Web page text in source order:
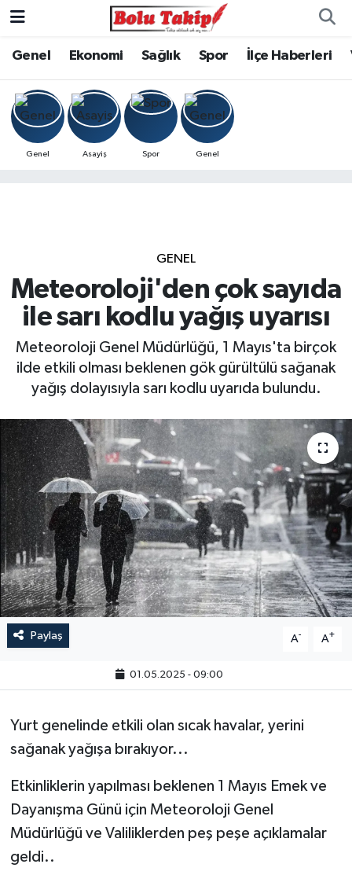
Genel Ekonomi Sağlık Spor İlçe Haberleri
Genel Asayiş Spor Genel
GENEL
Meteoroloji'den çok sayıda
ile sarı kodlu yağış uyarısı
Meteoroloji Genel Müdürlüğü, 1 Mayıs'ta birçok
ilde etkili olması beklenen gök gürültülü sağanak
yağış dolayısıyla sarı kodlu uyarıda bulundu.
Paylaş A- A+
01.05.2025 - 09:00
Yurt genelinde etkili olan sıcak havalar, yerini
sağanak yağışa bırakıyor...
Etkinliklerin yapılması beklenen 1 Mayıs Emek ve
Dayanışma Günü için Meteoroloji Genel
Müdürlüğü ve Valiliklerden peş peşe açıklamalar
geldi..